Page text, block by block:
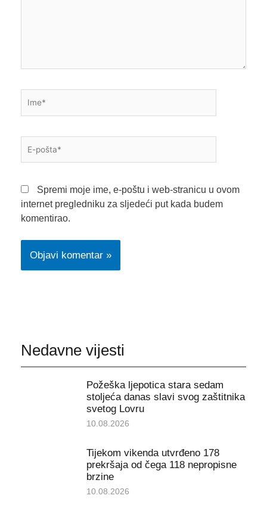
pošta*
Spremi moje ime, e-poštu i web-stranicu u ovom
internet pregledniku za sljedeći put kada budem
komentirao.
Nedavne vijesti
Požeška ljepotica stara sedam
stoljeća danas slavi svog zaštitnika
svetog Lovru
10.08.2026
Tijekom vikenda utvrđeno 178
prekršaja od čega 118 nepropisne
brzine
10.08.2026